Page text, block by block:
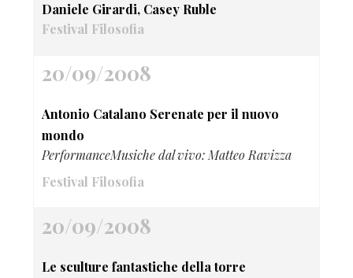
Daniele Girardi, Casey Ruble
Festival Filosofia
20/09/2008
Antonio Catalano Serenate per il nuovo
mondo
PerformanceMusiche dal vivo: Matteo Ravizza
Festival Filosofia
20/09/2008
Le sculture fantastiche della torre